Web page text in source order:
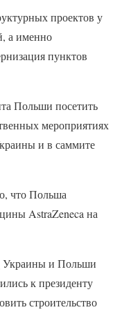
проектов у
а именно
пунктов
Польши посетить
мероприятиях
и в саммите
что Польша
AstraZeneca на
и Польши
к президенту
строительство